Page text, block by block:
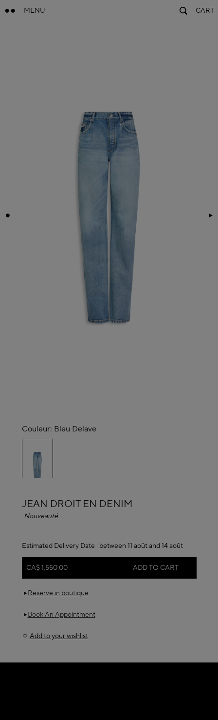
MENU CART
Couleur: Bleu Delave
selected
ALAÏA
JEAN DROIT EN DENIM
Nouveauté
Estimated Delivery Date : between 11 août and 14 août
CA$ 1,550.00 ADD TO CART
Reserve in boutique
Book An Appointment
Add to your wishlist